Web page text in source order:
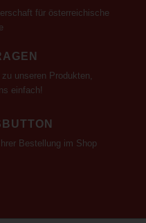
für österreichische
unseren Produkten,
einfach!
Bestellung im Shop